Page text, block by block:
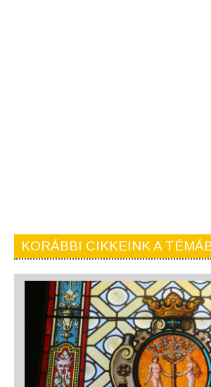
KORÁBBI CIKKEINK A